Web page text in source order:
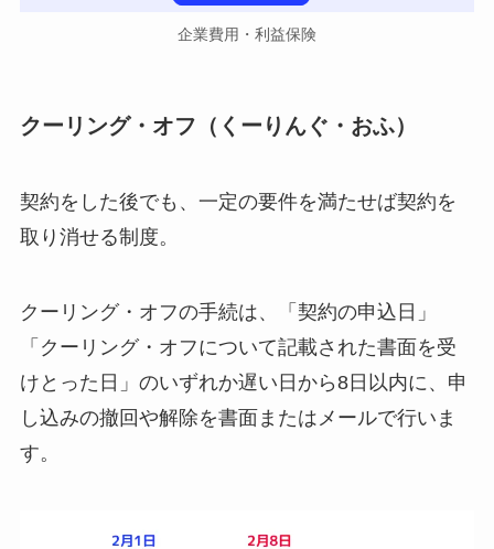
企業費用・利益保険
クーリング・オフ（くーりんぐ・おふ）
契約をした後でも、一定の要件を満たせば契約を
取り消せる制度。
クーリング・オフの手続は、「契約の申込日」
「クーリング・オフについて記載された書面を受
けとった日」のいずれか遅い日から8日以内に、申
し込みの撤回や解除を書面またはメールで行いま
す。